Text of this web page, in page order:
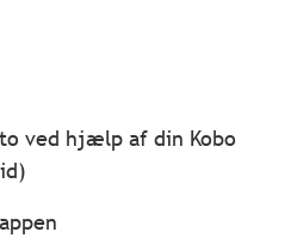
ved hjælp af din Kobo